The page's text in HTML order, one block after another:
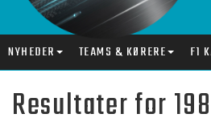
NYHEDER TEAMS & KØRERE F1
Resultater for